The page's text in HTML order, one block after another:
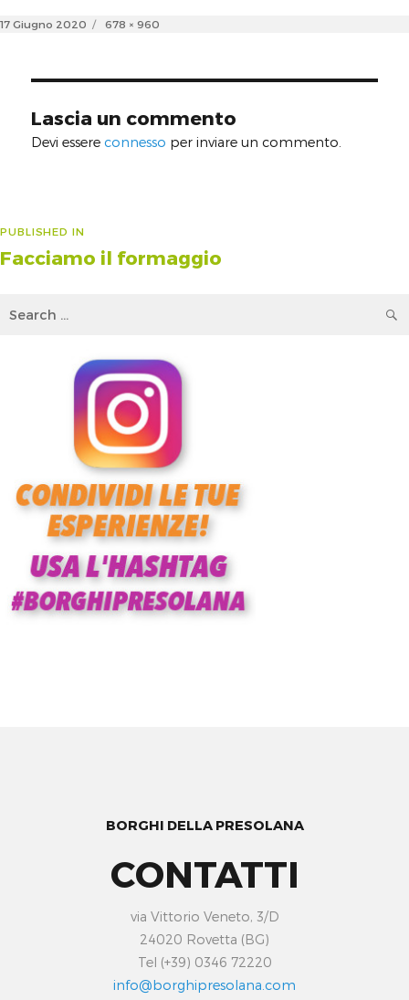
Posted
17 Giugno 2020
Full
678 × 960
Lascia un commento
Devi essereconnesso per inviare un commento.
Navigazione
articoli
PUBLISHED IN
Facciamo il formaggio
BORGHI DELLA PRESOLANA
CONTATTI
via Vittorio Veneto, 3/D
24020 Rovetta (BG)
Tel (+39) 0346 72220
info@borghipresolana.com